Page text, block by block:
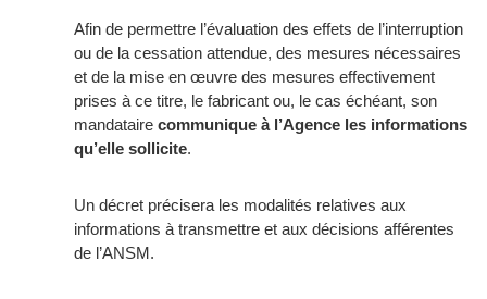
Afin de permettre l’évaluation des effets de l’interruption
ou de la cessation attendue, des mesures nécessaires
et de la mise en œuvre des mesures effectivement
prises à ce titre, le fabricant ou, le cas échéant, son
mandataire communique à l’Agence les informations
qu’elle sollicite.
Un décret précisera les modalités relatives aux
informations à transmettre et aux décisions afférentes
de l’ANSM.